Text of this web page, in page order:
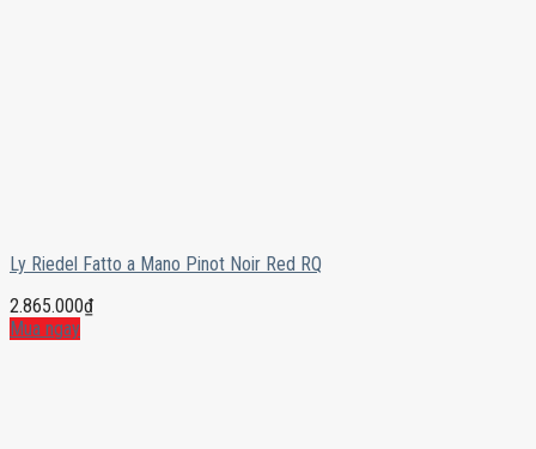
Ly Riedel Fatto a Mano Pinot Noir Red RQ
2.865.000₫
Mua ngay